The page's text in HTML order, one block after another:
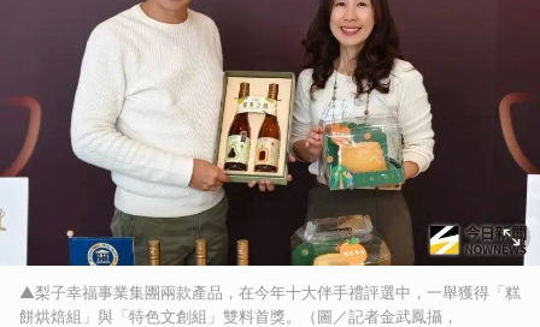
▲梨子幸福事業集團兩款產品，在今年十大伴手禮評選中，一舉獲得「糕
餅烘焙組」與「特色文創組」雙料首獎。（圖／記者金武鳳攝，